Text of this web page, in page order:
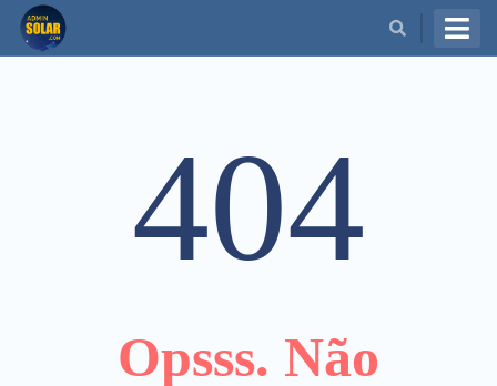
404
Opsss. Não